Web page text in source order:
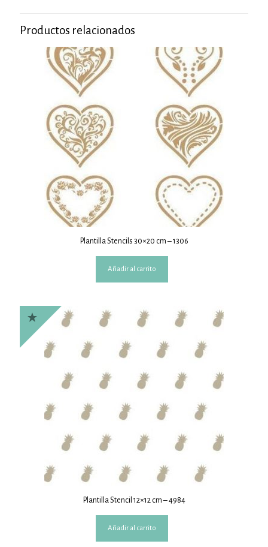
Productos relacionados
Plantilla Stencils 30×20 cm – 1306
Añadir al carrito
Plantilla Stencil 12×12 cm – 4984
Añadir al carrito